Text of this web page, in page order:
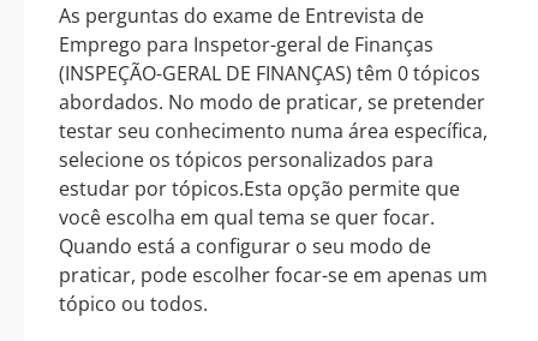
As perguntas do exame de Entrevista de
Emprego para Inspetor-geral de Finanças
(INSPEÇÃO-GERAL DE FINANÇAS) têm 0 tópicos
abordados. No modo de praticar, se pretender
testar seu conhecimento numa área específica,
selecione os tópicos personalizados para
estudar por tópicos.Esta opção permite que
você escolha em qual tema se quer focar.
Quando está a configurar o seu modo de
praticar, pode escolher focar-se em apenas um
tópico ou todos.